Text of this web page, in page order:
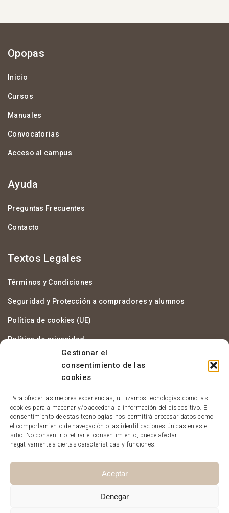
Gestionar el
consentimiento de las
cookies
Para ofrecer las mejores experiencias, utilizamos tecnologías como las
cookies para almacenar y/o acceder a la información del dispositivo. El
consentimiento de estas tecnologías nos permitirá procesar datos como
el comportamiento de navegación o las identificaciones únicas en este
sitio. No consentir o retirar el consentimiento, puede afectar
negativamente a ciertas características y funciones.
Aceptar
Denegar
Opopas
Inicio
Cursos
Manuales
Convocatorias
Acceso al campus
Ayuda
Preguntas Frecuentes
Contacto
Textos Legales
Términos y Condiciones
Seguridad y Protección a compradores y alumnos
Política de cookies (UE)
Política de privacidad